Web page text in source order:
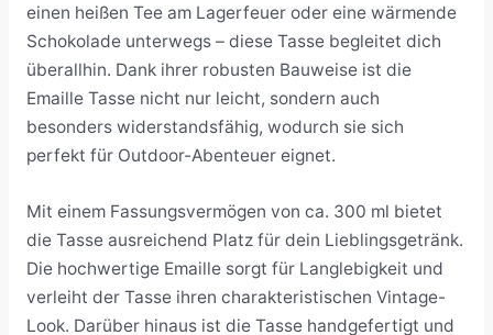
einen heißen Tee am Lagerfeuer oder eine wärmende
Schokolade unterwegs – diese Tasse begleitet dich
überallhin. Dank ihrer robusten Bauweise ist die
Emaille Tasse nicht nur leicht, sondern auch
besonders widerstandsfähig, wodurch sie sich
perfekt für Outdoor-Abenteuer eignet.
Mit einem Fassungsvermögen von ca. 300 ml bietet
die Tasse ausreichend Platz für dein Lieblingsgetränk.
Die hochwertige Emaille sorgt für Langlebigkeit und
verleiht der Tasse ihren charakteristischen Vintage-
Look. Darüber hinaus ist die Tasse handgefertigt und